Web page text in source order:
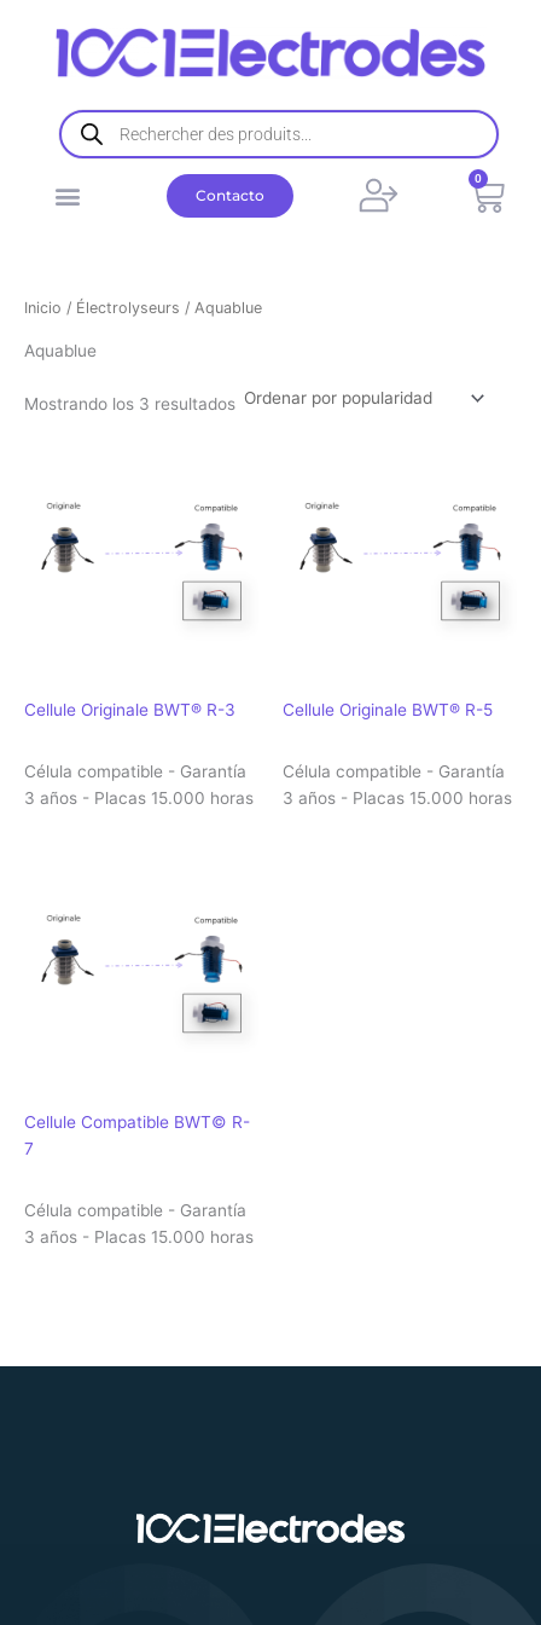
contenido
Búsqueda
de
productos
Contacto
0
Inicio / Électrolyseurs / Aquablue
Aquablue
Mostrando los 3 resultados
popularidad
Cellule Originale BWT® R-3
Célula compatible - Garantía
3 años - Placas 15.000 horas
Cellule Originale BWT® R-5
Célula compatible - Garantía
3 años - Placas 15.000 horas
Cellule Compatible BWT© R-
7
Célula compatible - Garantía
3 años - Placas 15.000 horas